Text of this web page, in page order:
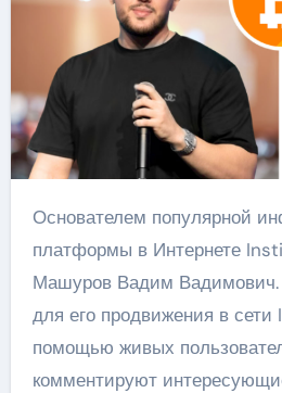
Основателем популярной информационной
платформы в Интернете
Машуров Вадим Вадимович.
для его продвижения в сети
помощью живых
комментируют